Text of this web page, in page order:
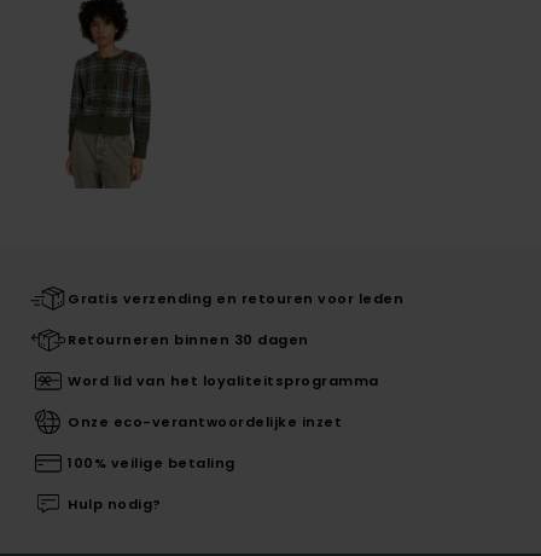
Gratis verzending en retouren voor leden
Retourneren binnen 30 dagen
Word lid van het loyaliteitsprogramma
Onze eco-verantwoordelijke inzet
100% veilige betaling
Hulp nodig?